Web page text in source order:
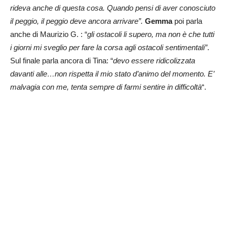
rideva anche di questa cosa. Quando pensi di aver conosciuto
il peggio, il peggio deve ancora arrivare”. Gemmapoi parla
anche di Maurizio G. : “gli ostacoli li supero, ma non è che tutti
i giorni mi sveglio per fare la corsa agli ostacoli sentimentali”.
Sul finale parla ancora di Tina: “devo essere ridicolizzata
davanti alle…non rispetta il mio stato d’animo del momento. E’
malvagia con me, tenta sempre di farmi sentire in difficoltà“.